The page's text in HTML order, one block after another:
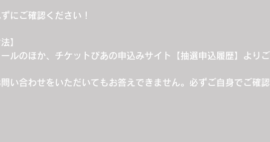
にご確認ください！
】
ルのほか、チケットぴあの申込みサイト【抽選申込履歴】よりご
い合わせをいただいてもお答えできません。必ずご自身でご確認